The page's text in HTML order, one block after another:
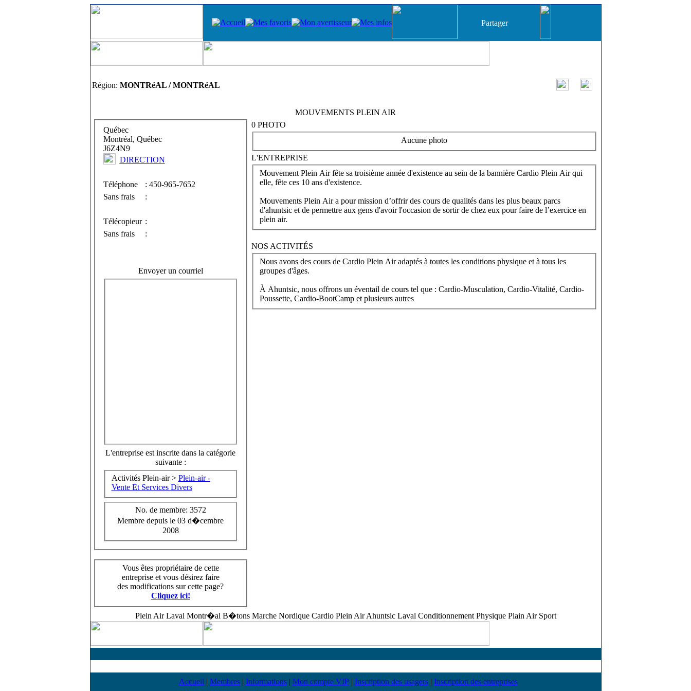
Partager
Région: MONTRéAL / MONTRéAL
MOUVEMENTS PLEIN AIR
Québec
Montréal, Québec
J6Z4N9
DIRECTION
Téléphone
: 450-965-7652
Sans frais
:
Télécopieur :
Sans frais
:
Envoyer un courriel
L'entreprise est inscrite dans la catégorie
suivante :
Activités Plein-air > Plein-air -
Vente Et Services Divers
No. de membre: 3572
Membre depuis le 03 d�cembre
2008
Vous êtes propriétaire de cette
entreprise et vous désirez faire
des modifications sur cette page?
Cliquez ici!
0 PHOTO
Aucune photo
L'ENTREPRISE
Mouvement Plein Air fête sa troisième année d'existence au sein de la bannière Cardio Plein Air qui
elle, fête ces 10 ans d'existence.
Mouvements Plein Air a pour mission d’offrir des cours de qualités dans les plus beaux parcs
d'ahuntsic et de permettre aux gens d'avoir l'occasion de sortir de chez eux pour faire de l’exercice en
plein air.
NOS ACTIVITÉS
Nous avons des cours de Cardio Plein Air adaptés à toutes les conditions physique et à tous les
groupes d'âges.
À Ahuntsic, nous offrons un éventail de cours tel que : Cardio-Musculation, Cardio-Vitalité, Cardio-
Poussette, Cardio-BootCamp et plusieurs autres
Plein Air Laval Montr�al B�tons Marche Nordique Cardio Plein Air Ahuntsic Laval Conditionnement Physique Plain Air Sport
Accueil | Membres| Informations| Mon compte VIP| Inscription des usagers| Inscription des entreprises